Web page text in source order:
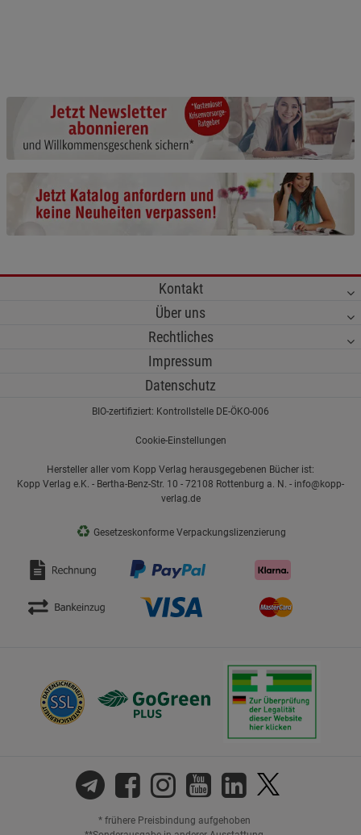
Kontakt
Über uns
Rechtliches
Impressum
Datenschutz
BIO-zertifiziert: Kontrollstelle DE-ÖKO-006
Cookie-Einstellungen
Hersteller aller vom Kopp Verlag herausgegebenen Bücher ist:
Kopp Verlag e.K. - Bertha-Benz-Str. 10 - 72108 Rottenburg a. N. - info@kopp-
verlag.de
♻ Gesetzeskonforme Verpackungslizenzierung
* frühere Preisbindung aufgehoben
Beschreibung Notwendige Cookies
Cookie-Informationenanzeigen
Funktionale Cookies (1) Funktionale
Beschreibung Funktionale Cookies
anzeigen
Statistik Cookies (2) Statistik Cookies
Beschreibung Statistik Cookies
Cookie-Informationen
Marketing Cookies (3)
Datenschutzerklärung Impressum